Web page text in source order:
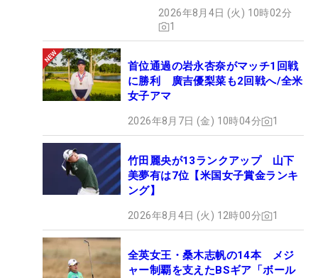
2026年8月4日 (火) 10時02分
1
首位通過の岩永杏奈がマッチ1回戦
に勝利 廣吉優梨菜も2回戦へ/全米
女子アマ
2026年8月7日 (金) 10時04分 1
竹田麗央が13ランクアップ 山下
美夢有は7位【米国女子賞金ランキ
ング】
2026年8月4日 (火) 12時00分 1
全英女王・桑木志帆の14本 メジ
ャー制覇を支えたBSギア「ボール